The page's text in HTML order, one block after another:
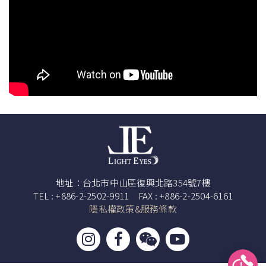
地址：台北市中山區復興北路354號7樓
TEL : +886-2-2502-9911 FAX : +886-2-2504-6161
隱私權政策&服務條款